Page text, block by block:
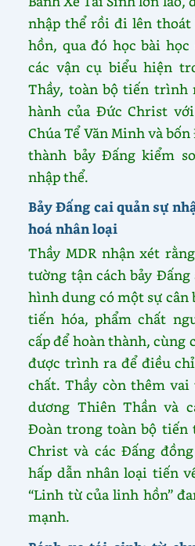
nhập thể rồi đi lên
hồn, qua đó học bài
các vận cụ biểu hiện
Thầy, toàn bộ tiến trình
hành của Đức Christ
Chúa Tể Văn Minh và
thành bảy Đấng kiểm
nhập thể.
Bảy Đấng cai quản sự
hoá nhân loại
Thầy MDR nhận xét
tường tận cách bảy
hình dung có một sự cân
tiến hóa, phẩm chất
cấp để hoàn thành, cùng
được trình ra để điều
chất. Thầy còn thêm
dương Thiên Thần và
Đoàn trong toàn bộ tiến
Christ và các Đấng
hấp dẫn nhân loại tiến
“Linh từ của linh hồn”
mạnh.